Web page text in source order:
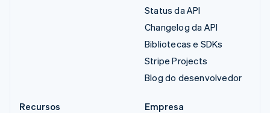
Status da API
Changelog da API
Bibliotecas e SDKs
Stripe Projects
Blog do desenvolvedor
Recursos
Empresa